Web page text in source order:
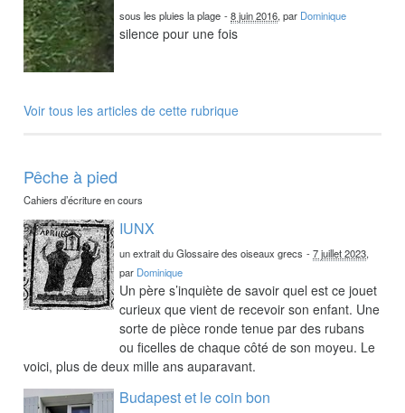
sous les pluies la plage -8 juin 2016, par Dominique
silence pour une fois
Voir tous les articles de cette rubrique
Pêche à pied
Cahiers d’écriture en cours
IUNX
un extrait du Glossaire des oiseaux grecs -7 juillet 2023,
par Dominique
Un père s’inquiète de savoir quel est ce jouet
curieux que vient de recevoir son enfant. Une
sorte de pièce ronde tenue par des rubans
ou ficelles de chaque côté de son moyeu. Le
voici, plus de deux mille ans auparavant.
Budapest et le coin bon